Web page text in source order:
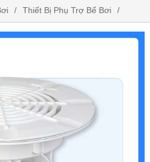
Thiết Bị Phụ Trợ Bể Bơi
Procopi